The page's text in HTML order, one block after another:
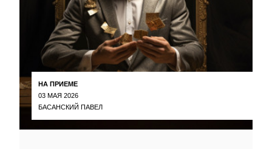
НА ПРИЕМЕ
03 МАЯ 2026
БАСАНСКИЙ ПАВЕЛ